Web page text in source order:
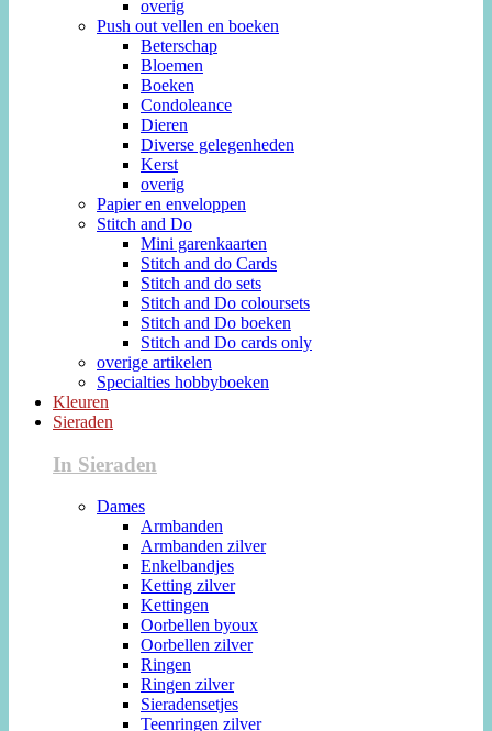
overig
Push out vellen en boeken
Beterschap
Bloemen
Boeken
Condoleance
Dieren
Diverse gelegenheden
Kerst
overig
Papier en enveloppen
Stitch and Do
Mini garenkaarten
Stitch and do Cards
Stitch and do sets
Stitch and Do coloursets
Stitch and Do boeken
Stitch and Do cards only
overige artikelen
Specialties hobbyboeken
Kleuren
Sieraden
In Sieraden
Dames
Armbanden
Armbanden zilver
Enkelbandjes
Ketting zilver
Kettingen
Oorbellen byoux
Oorbellen zilver
Ringen
Ringen zilver
Sieradensetjes
Teenringen zilver